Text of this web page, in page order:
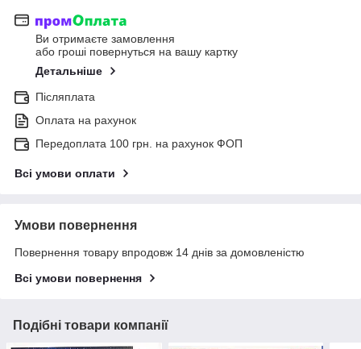
Ви отримаєте замовлення
або гроші повернуться на вашу картку
Детальніше
Післяплата
Оплата на рахунок
Передоплата 100 грн. на рахунок ФОП
Всі умови оплати
Умови повернення
Повернення товару впродовж 14 днів за домовленістю
Всі умови повернення
Подібні товари компанії